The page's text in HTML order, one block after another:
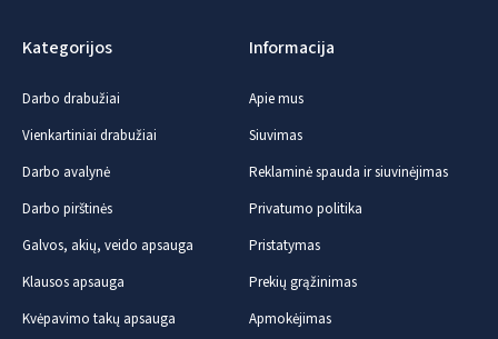
Kategorijos
Darbo drabužiai
Vienkartiniai drabužiai
Darbo avalynė
Darbo pirštinės
Galvos, akių, veido apsauga
Klausos apsauga
Kvėpavimo takų apsauga
Informacija
Apie mus
Siuvimas
Reklaminė spauda ir siuvinėjimas
Privatumo politika
Pristatymas
Prekių grąžinimas
Apmokėjimas